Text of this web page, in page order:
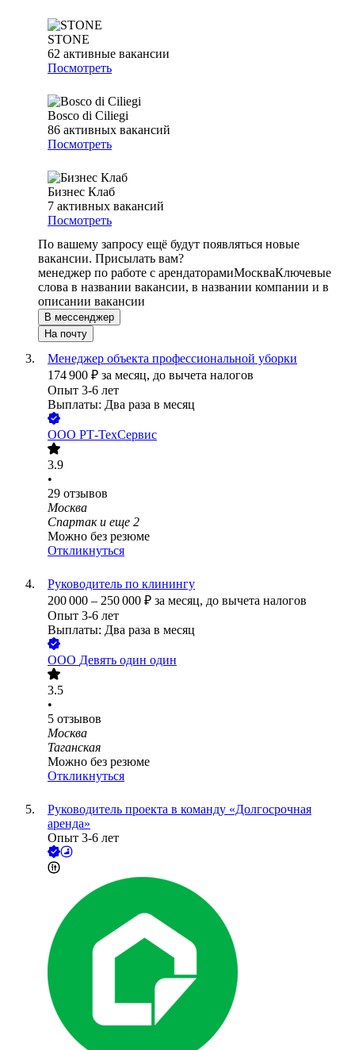
STONE
62 активные вакансии
Посмотреть
Bosco di Ciliegi
86 активных вакансий
Посмотреть
Бизнес Клаб
7 активных вакансий
Посмотреть
По вашему запросу ещё будут появляться новые
вакансии. Присылать вам?
менеджер по работе с арендаторамиМоскваКлючевые
слова в названии вакансии, в названии компании и в
описании вакансии
В мессенджер
На почту
Менеджер объекта профессиональной уборки
174 900 ₽ за месяц, до вычета налогов
Опыт 3-6 лет
Выплаты: Два раза в месяц
ООО РТ-ТехСервис
3.9
•
29 отзывов
Москва
Спартак и еще 2
Можно без резюме
Откликнуться
Руководитель по клинингу
200 000 – 250 000 ₽ за месяц, до вычета налогов
Опыт 3-6 лет
Выплаты: Два раза в месяц
ООО Девять один один
3.5
•
5 отзывов
Москва
Таганская
Можно без резюме
Откликнуться
Руководитель проекта в команду «Долгосрочная
аренда»
Опыт 3-6 лет